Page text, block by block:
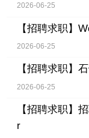
2026-06-25
【招聘求职】
2026-06-25
【招聘求职】
2026-06-25
【招聘求职】
r